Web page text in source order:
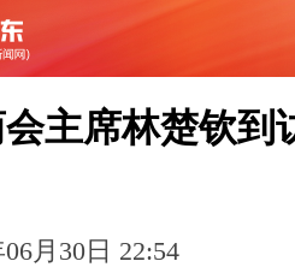
主席林楚钦到
月30日 22:54